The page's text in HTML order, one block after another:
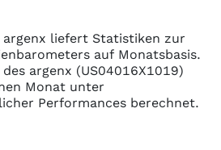
argenx liefert Statistiken zur
auf Monatsbasis.
argenx (US04016X1019)
Monat unter
Performances berechnet.